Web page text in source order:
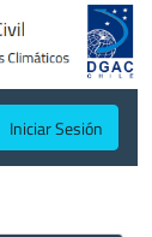
Iniciar Sesión